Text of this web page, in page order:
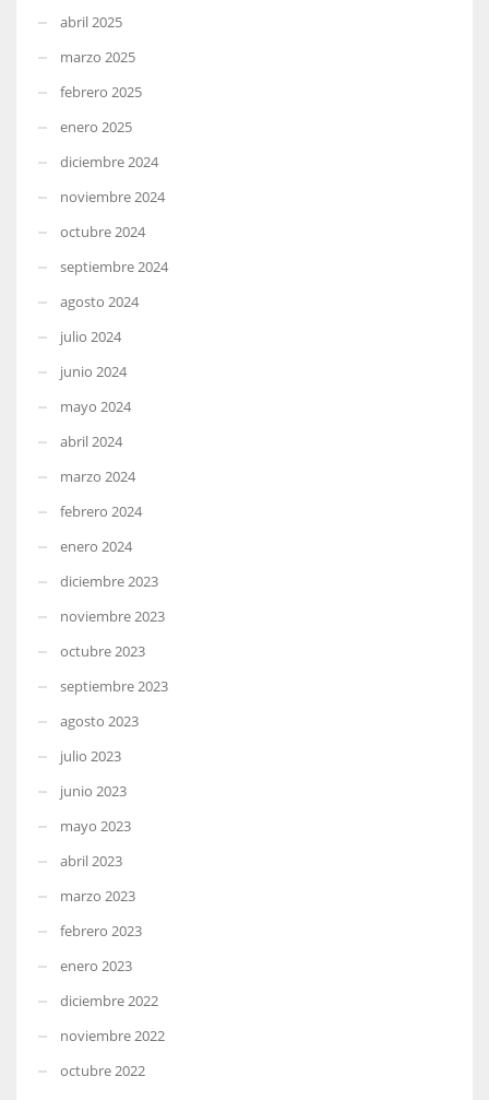
abril 2025
marzo 2025
febrero 2025
enero 2025
diciembre 2024
noviembre 2024
octubre 2024
septiembre 2024
agosto 2024
julio 2024
junio 2024
mayo 2024
abril 2024
marzo 2024
febrero 2024
enero 2024
diciembre 2023
noviembre 2023
octubre 2023
septiembre 2023
agosto 2023
julio 2023
junio 2023
mayo 2023
abril 2023
marzo 2023
febrero 2023
enero 2023
diciembre 2022
noviembre 2022
octubre 2022